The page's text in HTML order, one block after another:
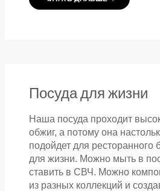
Посуда для жизни
Наша посуда проходит
обжиг, а потому она
подойдет для ресторанного
для жизни. Можно мыть в
ставить в СВЧ. Можно
из разных коллекций и